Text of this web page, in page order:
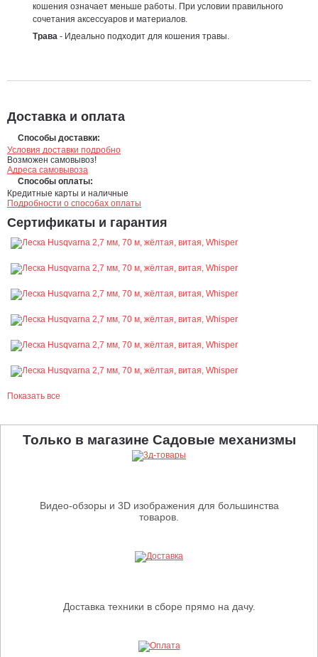
кошения означает меньше работы. При условии правильного
сочетания аксессуаров и материалов.
Трава - Идеально подходит для кошения травы.
Доставка и оплата
Способы доставки:
Условия доставки подробно
Возможен самовывоз!
Адреса самовывоза
Способы оплаты:
Кредитные карты и наличные
Подробности о способах оплаты
Сертификаты и гарантия
Показать все
Только в магазине Садовые механизмы
Видео-обзоры и 3D изображения для большинства
товаров.
Доставка техники в сборе прямо на дачу.